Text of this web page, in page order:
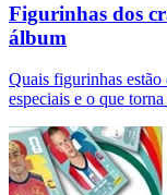
Figurinhas dos
álbum
Quais figurinhas estão
especiais e o que